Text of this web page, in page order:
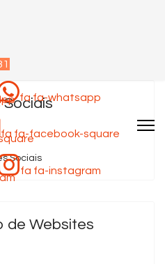
fa fa-whatsapp
fa fa-facebook-square
fa fa-instagram
Sociais
de Websites